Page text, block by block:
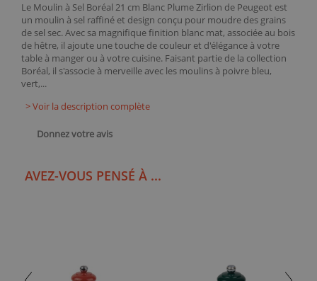
Le Moulin à Sel Boréal 21 cm Blanc Plume Zirlion de Peugeot est
un moulin à sel raffiné et design conçu pour moudre des grains
de sel sec. Avec sa magnifique finition blanc mat, associée au bois
de hêtre, il ajoute une touche de couleur et d'élégance à votre
table à manger ou à votre cuisine. Faisant partie de la collection
Boréal, il s'associe à merveille avec les moulins à poivre bleu,
vert,...
> Voir la description complète
Donnez votre avis
AVEZ-VOUS PENSÉ À ...